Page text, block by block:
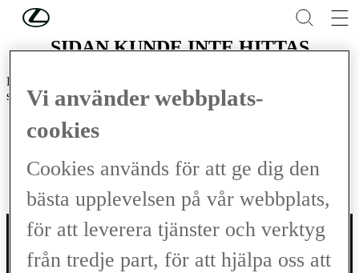
Hoppa till huvudinnehåll
SIDAN KUNDE INTE HITTAS
Dessvärre kan sidan inte visas för tillfället. Det kan finnas flera olika
skäl till det:
Filen kan ha flyttats
Du kanske har följt en länk från en annan webbplats som
Du kanske har skrivit fel i din webbläsare
Tillbaka tillstartsidan.
Vi använder webbplats-
cookies
Cookies används för att ge dig den
bästa upplevelsen på vår webbplats,
för att leverera tjänster och verktyg
från tredje part, för att hjälpa oss att